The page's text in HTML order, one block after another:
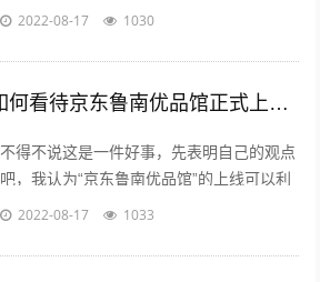
最后换来了240亿美金的回报，成为一段佳
2022-08-17 1030
兖州电商产业园:如何看待京东鲁南优品馆正式上线这件事？
不得不说这是一件好事，先表明自己的观点
吧，我认为“京东鲁南优品馆”的上线可以利
用电商的优势与渠道帮助当地的一些特产品
2022-08-17 1033